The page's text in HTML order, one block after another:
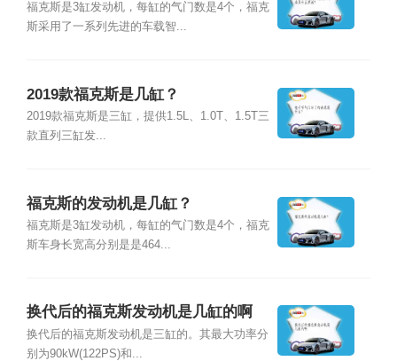
福克斯是3缸发动机，每缸的气门数是4个，福克
斯采用了一系列先进的车载智...
2019款福克斯是几缸？
2019款福克斯是三缸，提供1.5L、1.0T、1.5T三
款直列三缸发...
福克斯的发动机是几缸？
福克斯是3缸发动机，每缸的气门数是4个，福克
斯车身长宽高分别是是464...
换代后的福克斯发动机是几缸的啊
换代后的福克斯发动机是三缸的。其最大功率分
别为90kW(122PS)和...